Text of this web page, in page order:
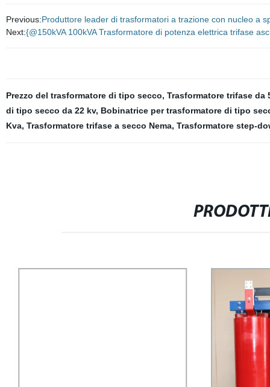
Previous:Produttore leader di trasformatori a trazione con nucleo a
Next:{@150kVA 100kVA Trasformatore di potenza elettrica trifase
Prezzo del trasformatore di tipo secco, Trasformatore trifase da
di tipo secco da 22 kv, Bobinatrice per trasformatore di tipo
Kva, Trasformatore trifase a secco Nema, Trasformatore step-